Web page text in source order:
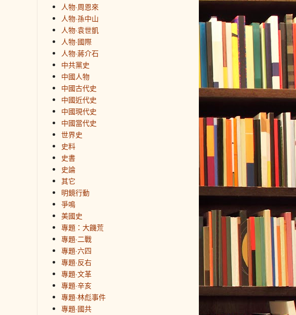
人物·周恩來
人物·孫中山
人物·袁世凱
人物·國際
人物·蔣介石
中共黨史
中國人物
中國古代史
中國近代史
中國現代史
中國當代史
世界史
史料
史書
史論
其它
明鏡行動
爭鳴
美國史
專題：大饑荒
專題·二戰
專題·六四
專題·反右
專題·文革
專題·辛亥
專題·林彪事件
專題·國共